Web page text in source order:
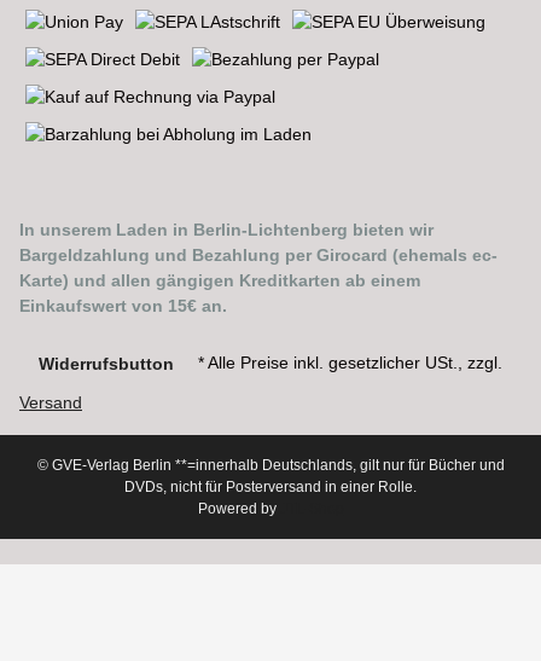
In unserem Laden in Berlin-Lichtenberg bieten wir
Bargeldzahlung und Bezahlung per Girocard (ehemals ec-
Karte) und allen gängigen Kreditkarten ab einem
Einkaufswert von 15€ an.
Widerrufsbutton * Alle Preise inkl. gesetzlicher USt., zzgl.
Versand
© GVE-Verlag Berlin **=innerhalb Deutschlands, gilt nur für Bücher und
DVDs, nicht für Posterversand in einer Rolle.
Powered by